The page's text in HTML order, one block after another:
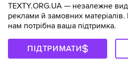
TEXTY.ORG.UA — незалежне
реклами й замовних
нам потрібна ваша підтримка.
ПІДТРИМАТИ